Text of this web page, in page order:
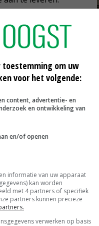
betalen voor de
zal uitkomen. Dit
procent van de
toewijzing.
van de LLB's.
om uw
voor het volgende:
content, advertentie- en
en ontwikkeling van
en/of openen
informatie van uw apparaat
kan worden
met 4 partners of specifiek
partners kunnen precieze
verwerken op basis